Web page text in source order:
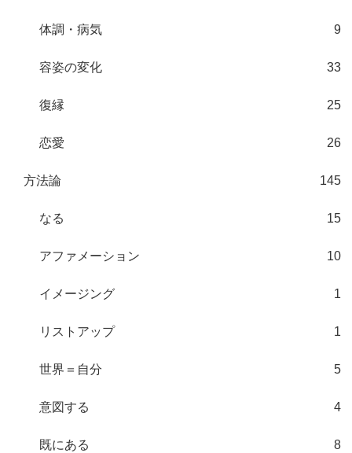
体調・病気 9
容姿の変化 33
復縁 25
恋愛 26
方法論 145
なる 15
アファメーション 10
イメージング 1
リストアップ 1
世界＝自分 5
意図する 4
既にある 8